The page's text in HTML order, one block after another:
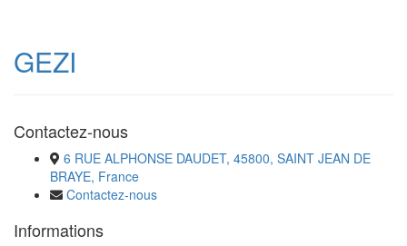
GEZI
Contactez-nous
6 RUE ALPHONSE DAUDET, 45800, SAINT JEAN DE
BRAYE, France
Contactez-nous
Informations